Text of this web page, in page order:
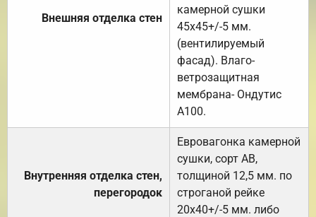
Внешняя отделка стен
камерной сушки
45х45+/-5 мм.
(вентилируемый
фасад). Влаго-
ветрозащитная
мембрана- Ондутис
А100.
Внутренняя отделка стен,
перегородок
Евровагонка камерной
сушки, сорт АВ,
толщиной 12,5 мм. по
строганой рейке
20х40+/-5 мм. либо